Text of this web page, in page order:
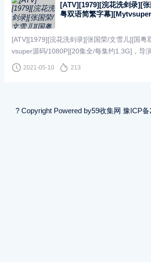
[ATV][1979][浣花洗剑录][
粤双语简繁字幕
[ATV][1979][浣花洗剑录][张国荣/文雪儿][国粤
vsuper源码/1080P][20集全/每集约1.3G]，导演
2021-05-10 213
? Copyright Powered by59收集网 豫ICP备